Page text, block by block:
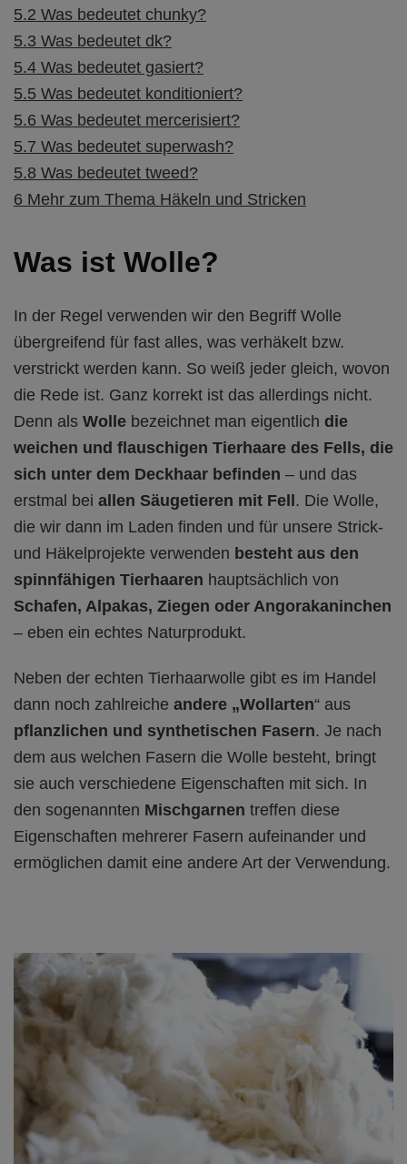
5.2 Was bedeutet chunky?
5.3 Was bedeutet dk?
5.4 Was bedeutet gasiert?
5.5 Was bedeutet konditioniert?
5.6 Was bedeutet mercerisiert?
5.7 Was bedeutet superwash?
5.8 Was bedeutet tweed?
6 Mehr zum Thema Häkeln und Stricken
Was ist Wolle?
In der Regel verwenden wir den Begriff Wolle
übergreifend für fast alles, was verhäkelt bzw.
verstrickt werden kann. So weiß jeder gleich, wovon
die Rede ist. Ganz korrekt ist das allerdings nicht.
Denn als Wolle bezeichnet man eigentlich die
weichen und flauschigen Tierhaare des Fells, die
sich unter dem Deckhaar befinden – und das
erstmal bei allen Säugetieren mit Fell . Die Wolle,
die wir dann im Laden finden und für unsere Strick-
und Häkelprojekte verwenden besteht aus den
spinnfähigen Tierhaaren hauptsächlich von
Schafen, Alpakas, Ziegen oder Angorakaninchen
– eben ein echtes Naturprodukt.
Neben der echten Tierhaarwolle gibt es im Handel
dann noch zahlreiche andere „Wollarten“ aus
pflanzlichen und synthetischen Fasern. Je nach
dem aus welchen Fasern die Wolle besteht, bringt
sie auch verschiedene Eigenschaften mit sich. In
den sogenannten Mischgarnen treffen diese
Eigenschaften mehrerer Fasern aufeinander und
ermöglichen damit eine andere Art der Verwendung.